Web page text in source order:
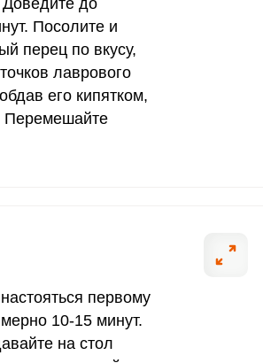
0.3
1.6
Доведите до
Посолите и
перец по вкусу,
лаврового
его кипятком,
Перемешайте
первому
10-15 минут.
на стол